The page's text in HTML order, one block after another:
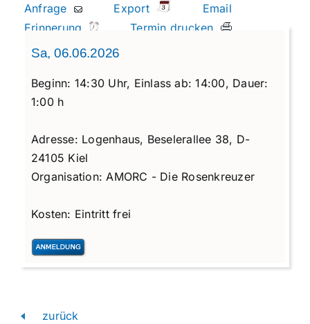
Anfrage Export
Email
Erinnerung
Termin drucken
Sa, 06.06.2026
Beginn: 14:30 Uhr, Einlass ab: 14:00, Dauer:
1:00 h
Adresse: Logenhaus, Beselerallee 38, D-
24105 Kiel
Organisation: AMORC - Die Rosenkreuzer
Kosten: Eintritt frei
zurück